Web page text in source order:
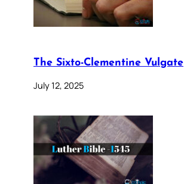
The Sixto-Clementine Vulgate
July 12, 2025